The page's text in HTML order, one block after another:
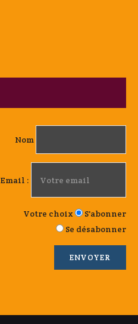
Nom
Email :
Votre choix
S'abonner
Se désabonner